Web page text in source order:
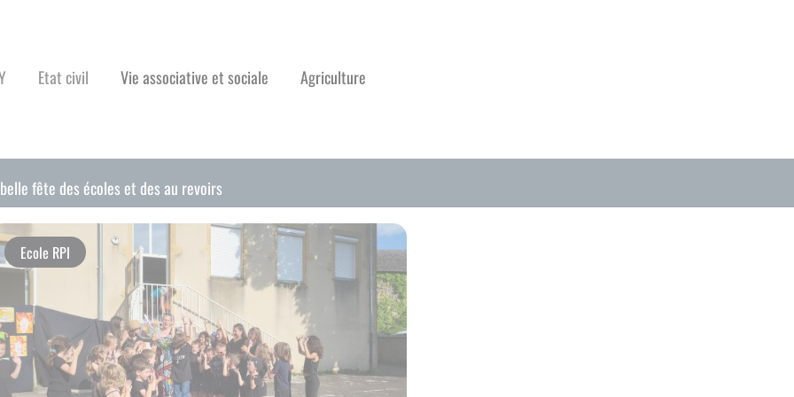
Etat civil Vie associative et sociale Agriculture
fête des écoles et des au revoirs
Ecole RPI